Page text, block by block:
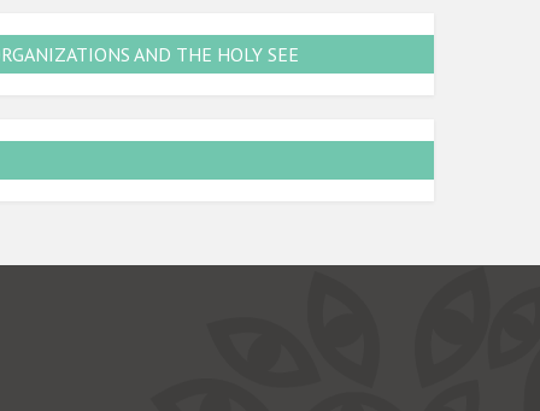
AND THE HOLY SEE